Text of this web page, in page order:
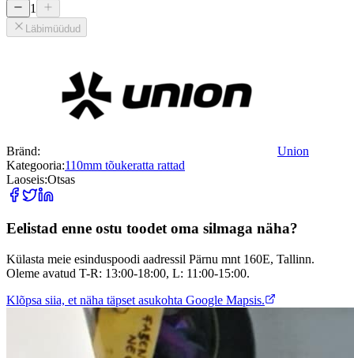
1
Läbimüüdud
Bränd:
Union
Kategooria:110mm tõukeratta rattad
Laoseis:Otsas
Eelistad enne ostu toodet oma silmaga näha?
Külasta meie esinduspoodi aadressil Pärnu mnt 160E, Tallinn.
Oleme avatud T-R: 13:00-18:00, L: 11:00-15:00.
Klõpsa siia, et näha täpset asukohta Google Mapsis.